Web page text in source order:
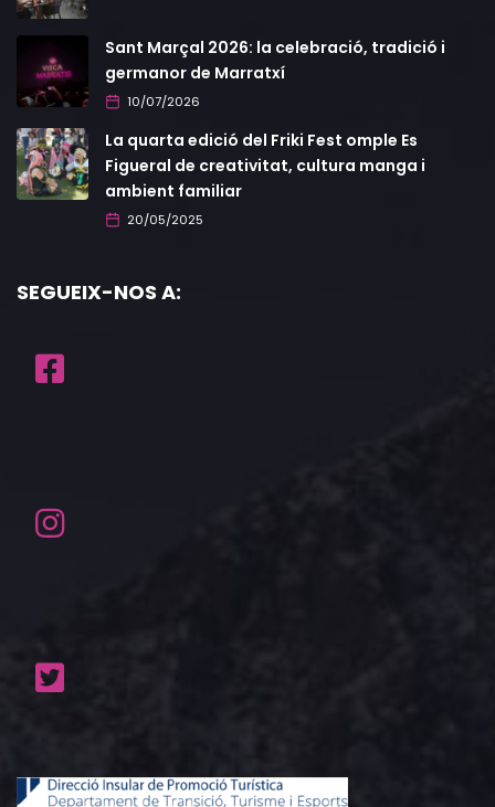
Sant Marçal 2026: la celebració, tradició i
germanor de Marratxí
10/07/2026
La quarta edició del Friki Fest omple Es
Figueral de creativitat, cultura manga i
ambient familiar
20/05/2025
SEGUEIX-NOS A: